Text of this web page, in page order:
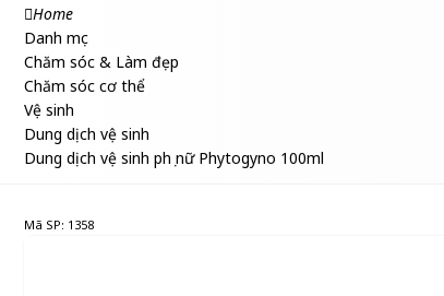
Home
Danh mục
Chăm sóc & Làm đẹp
Chăm sóc cơ thể
Vệ sinh
Dung dịch vệ sinh
Dung dịch vệ sinh phụ nữ Phytogyno 100ml
Mã SP: 1358